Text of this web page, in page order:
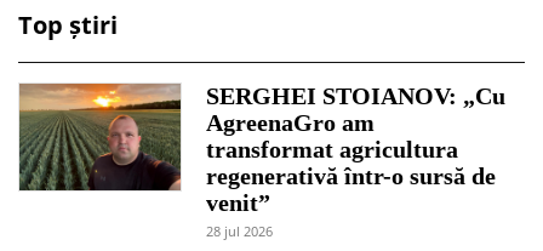
Top știri
SERGHEI STOIANOV: „Cu
AgreenaGro am
transformat agricultura
regenerativă într-o sursă de
venit”
28 jul 2026